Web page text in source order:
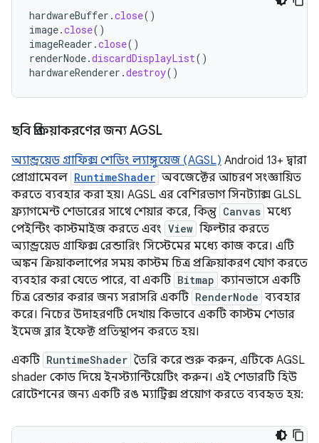
hardwareBuffer .close()
image.close()
imageReader .close()
renderNode.discardDisplayList()
hardwareRenderer .destroy()
ছবি প্রক্রিয়াকরণের জন্য AGSL
অ্যান্ড্রয়েড গ্রাফিক্স শেডিং ল্যাঙ্গুয়েজ (AGSL) Android 13+ দ্বারা
প্রোগ্রামেবল RuntimeShader অবজেক্টের আচরণ সংজ্ঞায়িত
করতে ব্যবহার করা হয়। AGSL এর বেশিরভাগ সিনট্যাক্স GLSL
ফ্র্যাগমেন্ট শেডারের সাথে শেয়ার করে, কিন্তু Canvas মধ্যে
পেইন্টিং কাস্টমাইজ করতে এবং View ফিল্টার করতে
অ্যান্ড্রয়েড গ্রাফিক্স রেন্ডারিং সিস্টেমের মধ্যে কাজ করে। এটি
অঙ্কন ক্রিয়াকলাপের সময় কাস্টম চিত্র প্রক্রিয়াকরণ যোগ করতে
ব্যবহার করা যেতে পারে, বা একটি Bitmap ক্যানভাসে একটি
চিত্র রেন্ডার করার জন্য সরাসরি একটি RenderNode ব্যবহার
করে। নিচের উদাহরণটি দেখায় কিভাবে একটি কাস্টম শেডার
ইমেজ ব্লার ইফেক্ট প্রতিস্থাপন করতে হয়।
একটি RuntimeShader তৈরি করে শুরু করুন, এটিকে AGSL
shader কোড দিয়ে ইনস্ট্যান্টিয়েটিং করুন। এই শেডারটি হিউ
রোটেশনের জন্য একটি রঙ ম্যাট্রিক্স প্রয়োগ করতে ব্যবহৃত হয়: